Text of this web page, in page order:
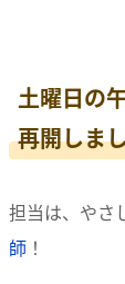
土曜日の
再開しま
担当は、やさ
師 ！